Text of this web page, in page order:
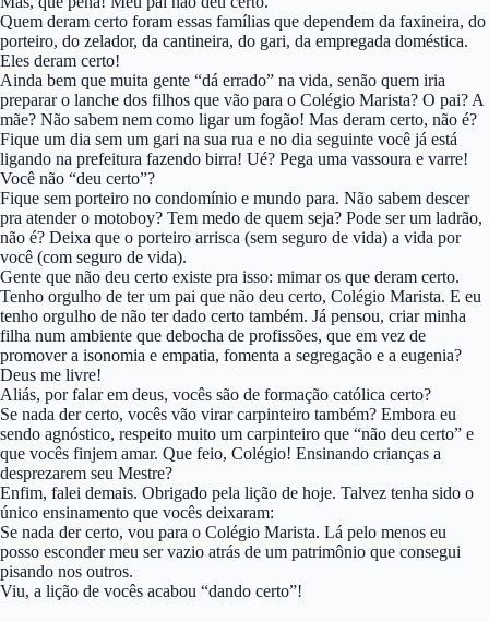
Quem deram certo foram essas famílias que dependem da faxineira, do
porteiro, do zelador, da cantineira, do gari, da empregada doméstica.
Eles deram certo!
Ainda bem que muita gente “dá errado” na vida, senão quem iria
preparar o lanche dos filhos que vão para o Colégio Marista? O pai? A
mãe? Não sabem nem como ligar um fogão! Mas deram certo, não é?
Fique um dia sem um gari na sua rua e no dia seguinte você já está
ligando na prefeitura fazendo birra! Ué? Pega uma vassoura e varre!
Você não “deu certo”?
Fique sem porteiro no condomínio e mundo para. Não sabem descer
pra atender o motoboy? Tem medo de quem seja? Pode ser um ladrão,
não é? Deixa que o porteiro arrisca (sem seguro de vida) a vida por
você (com seguro de vida).
Gente que não deu certo existe pra isso: mimar os que deram certo.
Tenho orgulho de ter um pai que não deu certo, Colégio Marista. E eu
tenho orgulho de não ter dado certo também. Já pensou, criar minha
filha num ambiente que debocha de profissões, que em vez de
promover a isonomia e empatia, fomenta a segregação e a eugenia?
Deus me livre!
Aliás, por falar em deus, vocês são de formação católica certo?
Se nada der certo, vocês vão virar carpinteiro também? Embora eu
sendo agnóstico, respeito muito um carpinteiro que “não deu certo” e
que vocês finjem amar. Que feio, Colégio! Ensinando crianças a
desprezarem seu Mestre?
Enfim, falei demais. Obrigado pela lição de hoje. Talvez tenha sido o
único ensinamento que vocês deixaram:
Se nada der certo, vou para o Colégio Marista. Lá pelo menos eu
posso esconder meu ser vazio atrás de um patrimônio que consegui
pisando nos outros.
Viu, a lição de vocês acabou “dando certo”!